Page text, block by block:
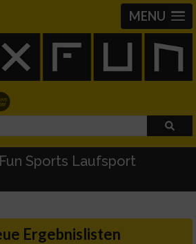
MENU
Sports Laufsport
Ergebnislisten